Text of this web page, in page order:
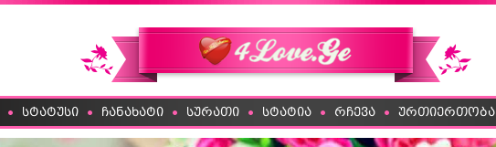
სტატუსი ჩანახატი სურათი სტატია რჩევა ურთიერთობა